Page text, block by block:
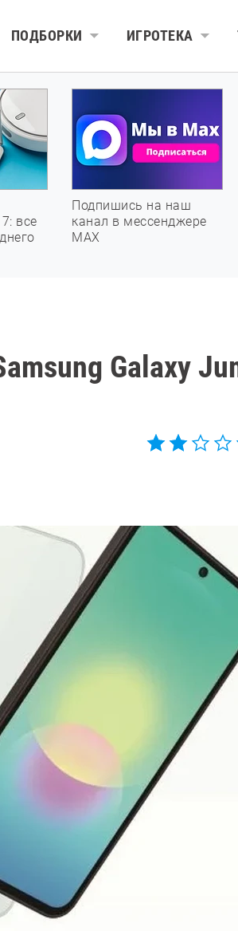
ПОДБОРКИ ИГРОТЕКА
все
Подпишись на наш
канал в мессенджере
МАХ
Galaxy